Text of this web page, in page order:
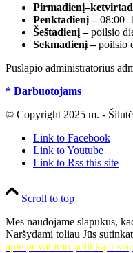
Penktadienį –
Šeštadienį –poilsio
Sekmadienį –poilsio
Puslapio administratorius
* Darbuotojams
© Copyright 2025 m. -
Link to Facebook
Link to Youtube
Link to Rss this site
Scroll to top
Mes naudojame slapukus,
Naršydami toliau Jūs
apie privatumo politiką ir